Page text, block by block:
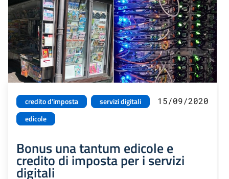
credito d'imposta
servizi digitali
edicole
15/09/2020
Bonus una tantum edicole e
credito di imposta per i servizi
digitali